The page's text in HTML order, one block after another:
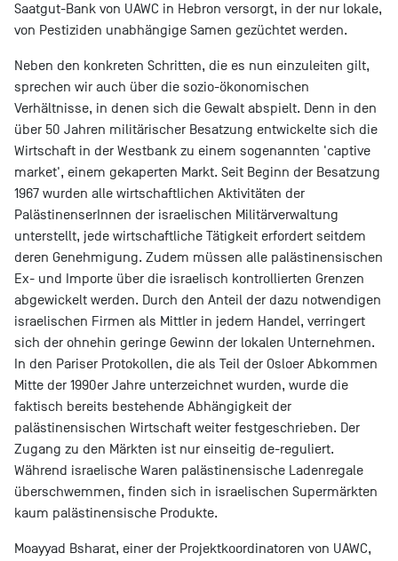
Saatgut-Bank von UAWC in Hebron versorgt, in der nur lokale,
von Pestiziden unabhängige Samen gezüchtet werden.
Neben den konkreten Schritten, die es nun einzuleiten gilt,
sprechen wir auch über die sozio-ökonomischen
Verhältnisse, in denen sich die Gewalt abspielt. Denn in den
über 50 Jahren militärischer Besatzung entwickelte sich die
Wirtschaft in der Westbank zu einem sogenannten 'captive
market', einem gekaperten Markt. Seit Beginn der Besatzung
1967 wurden alle wirtschaftlichen Aktivitäten der
PalästinenserInnen der israelischen Militärverwaltung
unterstellt, jede wirtschaftliche Tätigkeit erfordert seitdem
deren Genehmigung. Zudem müssen alle palästinensischen
Ex- und Importe über die israelisch kontrollierten Grenzen
abgewickelt werden. Durch den Anteil der dazu notwendigen
israelischen Firmen als Mittler in jedem Handel, verringert
sich der ohnehin geringe Gewinn der lokalen Unternehmen.
In den Pariser Protokollen, die als Teil der Osloer Abkommen
Mitte der 1990er Jahre unterzeichnet wurden, wurde die
faktisch bereits bestehende Abhängigkeit der
palästinensischen Wirtschaft weiter festgeschrieben. Der
Zugang zu den Märkten ist nur einseitig de-reguliert.
Während israelische Waren palästinensische Ladenregale
überschwemmen, finden sich in israelischen Supermärkten
kaum palästinensische Produkte.
Moayyad Bsharat, einer der Projektkoordinatoren von UAWC,